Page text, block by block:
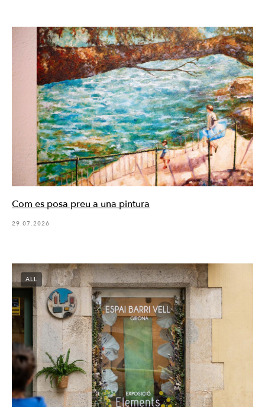
Com es posa preu a una pintura
29.07.2026
ALL